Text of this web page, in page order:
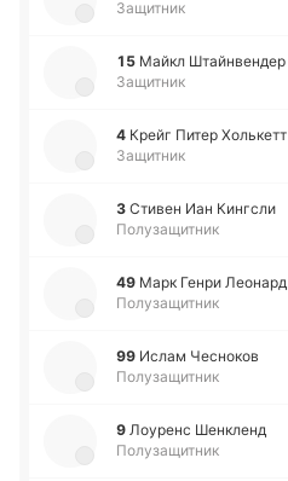
Защитник
15 Майкл Штай­нве­ндер
Защитник
4 Крейг Питер Хо­лькетт
Защитник
3 Стивен Иан Ки­нгсли
Полузащитник
49 Марк Генри Лео­нард
Полузащитник
99 Ислам Че­сно­ков
Полузащитник
9 Лоу­ренс Ше­нкленд
Полузащитник